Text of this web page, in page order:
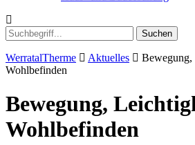
Suchen
WerratalTherme Aktuelles
Wohlbefinden
Bewegung,
Wohlbefinden